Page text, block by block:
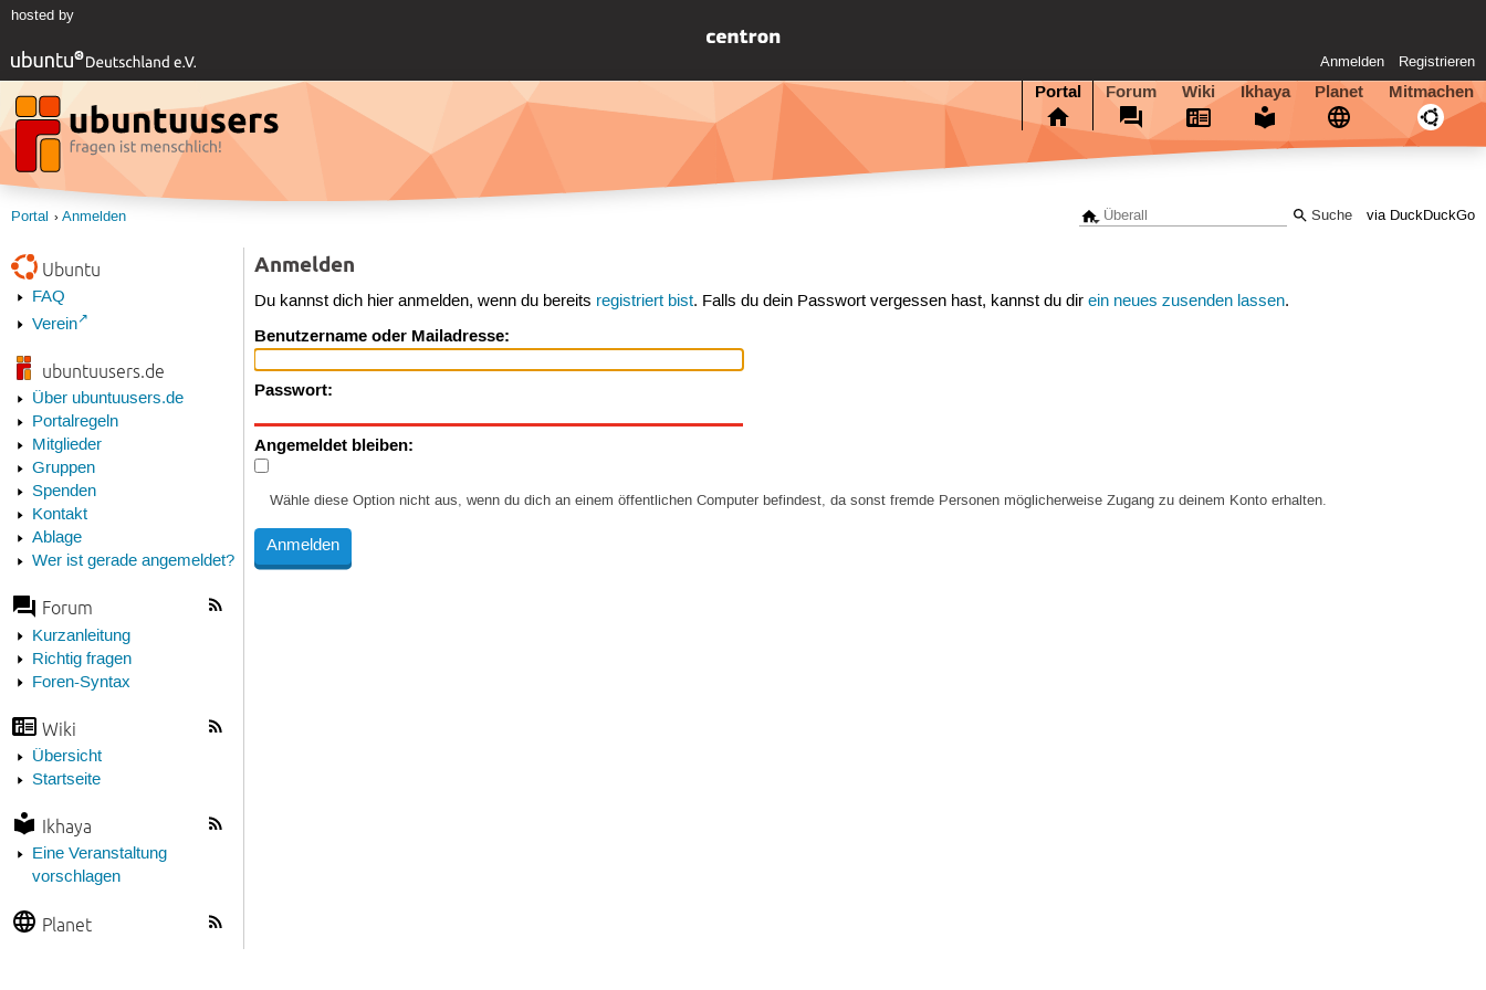
hosted by
Anmelden Registrieren
Portal Forum Wiki Ikhaya Planet Mitmachen
via DuckDuckGo
Portal Anmelden
Ubuntu
FAQ
Verein
ubuntuusers.de
Über ubuntuusers.de
Portalregeln
Mitglieder
Gruppen
Spenden
Kontakt
Ablage
Wer ist gerade angemeldet?
Forum
Kurzanleitung
Richtig fragen
Foren-Syntax
Wiki
Übersicht
Startseite
Ikhaya
Eine Veranstaltung
vorschlagen
Planet
Anmelden
Du kannst dich hier anmelden, wenn du bereits registriert bist. Falls du dein Passwort vergessen hast, kannst du direin neues zusenden lassen.
Benutzername oder Mailadresse:
Passwort:
Angemeldet bleiben:
Wähle diese Option nicht aus, wenn du dich an einem öffentlichen Computer befindest, da sonst fremde Personen möglicherweise Zugang zu deinem Konto erhalten.